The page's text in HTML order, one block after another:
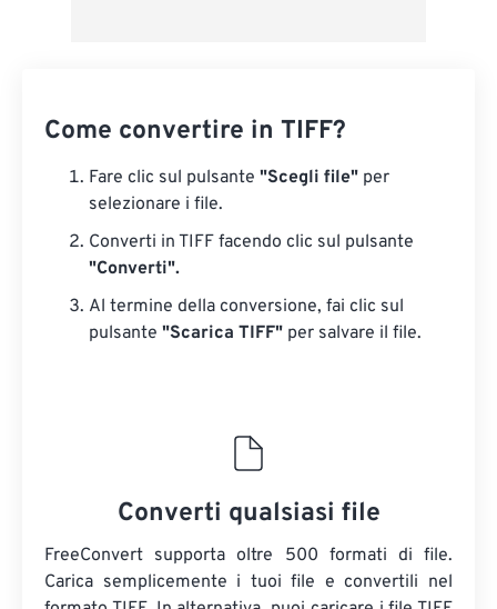
Come convertire in TIFF?
Fare clic sul pulsante "Scegli file" per
selezionare i file.
Converti in TIFF facendo clic sul pulsante
"Converti".
Al termine della conversione, fai clic sul
pulsante "Scarica TIFF" per salvare il file.
Converti qualsiasi file
FreeConvert supporta oltre 500 formati di file.
Carica semplicemente i tuoi file e convertili nel